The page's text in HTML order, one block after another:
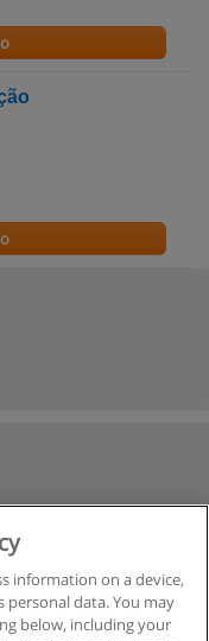
information on a device,
personal data. You may
below, including your